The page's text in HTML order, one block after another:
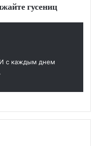
гусениц
с каждым днем